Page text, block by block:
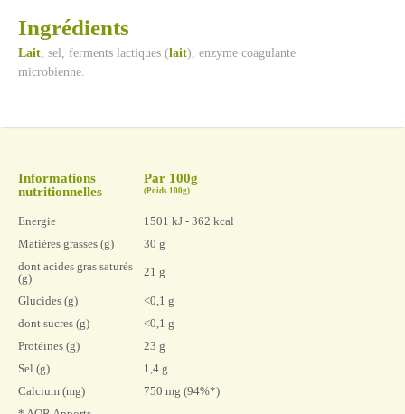
Ingrédients
Lait, sel, ferments lactiques (lait), enzyme coagulante
microbienne.
Informations
nutritionnelles
Par 100g
(Poids 100g)
Energie
1501 kJ - 362 kcal
Matières grasses (g)
30 g
dont acides gras saturés
(g)
21 g
Glucides (g)
<0,1 g
dont sucres (g)
<0,1 g
Protéines (g)
23 g
Sel (g)
1,4 g
Calcium (mg)
750 mg (94%*)